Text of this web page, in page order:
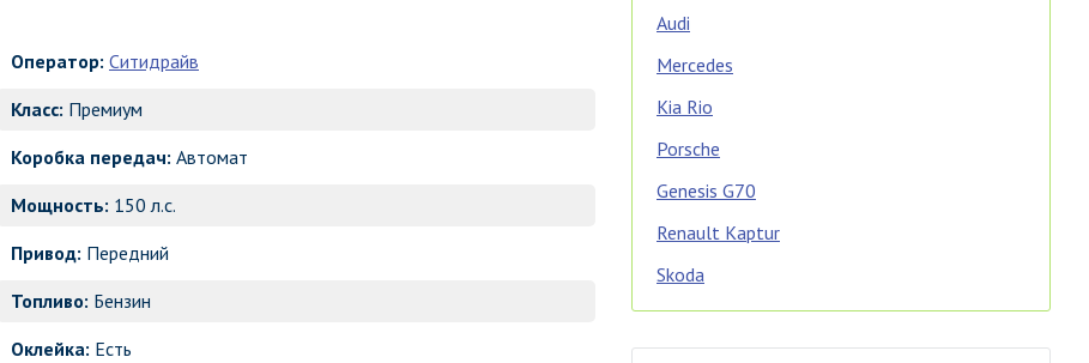
Оператор: Ситидрайв
Класс: Премиум
Коробка передач: Автомат
Мощность: 150 л.с.
Привод: Передний
Топливо: Бензин
Оклейка: Есть
Audi
Mercedes
Kia Rio
Porsche
Genesis G70
Renault Kaptur
Skoda